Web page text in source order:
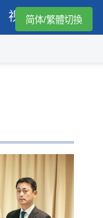
视频简体/繁體切換